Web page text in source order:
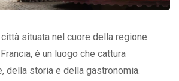
situata nel cuore della regione
è un luogo che cattura
della storia e della gastronomia.